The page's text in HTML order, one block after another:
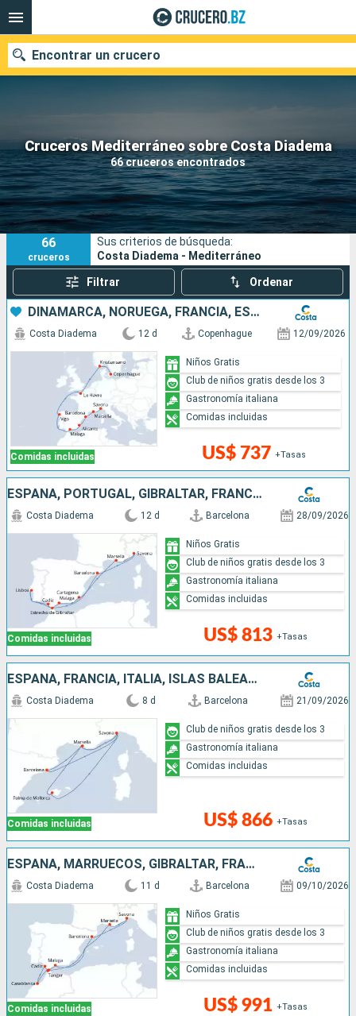
Cruceros Mediterráneo sobre Costa Diadema
66 cruceros encontrados
Encontrar un crucero
Nuestros destinos
Fecha de salida
Puertos Compañías
Buscar
66
cruceros
Sus criterios de búsqueda:
Costa Diadema - Mediterráneo
Filtrar Ordenar
DINAMARCA, NORUEGA, FRANCIA, ESPAÑA, ITALIA
Comidas incluidas
Costa Diadema 12 d Copenhague 12/09/2026
US$ 737 +Tasas
Niños Gratis
Club de niños gratis desde los 3
Gastronomía italiana
Comidas incluidas
ESPAÑA, PORTUGAL, GIBRALTAR, FRANCIA, ITALIA
Comidas incluidas
Costa Diadema 12 d Barcelona 28/09/2026
US$ 813 +Tasas
Niños Gratis
Club de niños gratis desde los 3
Gastronomía italiana
Comidas incluidas
ESPAÑA, FRANCIA, ITALIA, ISLAS BALEARES
Comidas incluidas
Costa Diadema 8 d Barcelona 21/09/2026
US$ 866 +Tasas
Club de niños gratis desde los 3
Gastronomía italiana
Comidas incluidas
ESPAÑA, MARRUECOS, GIBRALTAR, FRANCIA, ITALIA
Comidas incluidas
Costa Diadema 11 d Barcelona 09/10/2026
US$ 991 +Tasas
Niños Gratis
Club de niños gratis desde los 3
Gastronomía italiana
Comidas incluidas